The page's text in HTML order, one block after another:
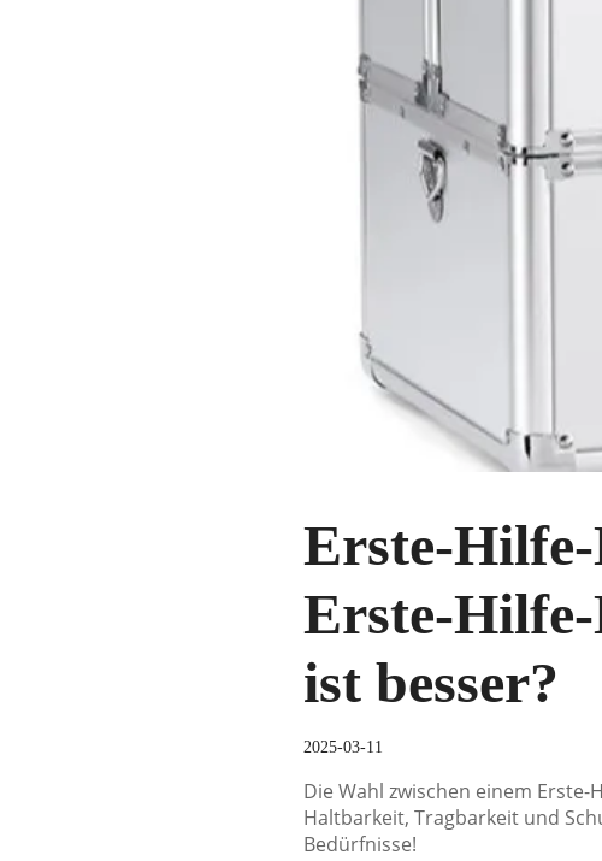
Erste-
Erste-
ist besser?
2025-03-11
Die Wahl zwischen einem
Haltbarkeit, Tragbarkeit und
Bedürfnisse!